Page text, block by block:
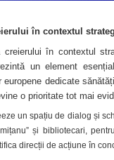
în contextul
în contextul
un element
dedicate
o prioritate tot mai
un spațiu de dialog și
și bibliotecari,
direcții de acțiune în